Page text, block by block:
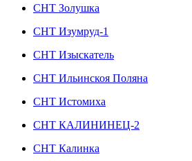
СНТ Золушка
СНТ Изумруд-1
СНТ Изыскатель
СНТ Ильинскоя Поляна
СНТ Истомиха
СНТ КАЛИНИНЕЦ-2
СНТ Калинка